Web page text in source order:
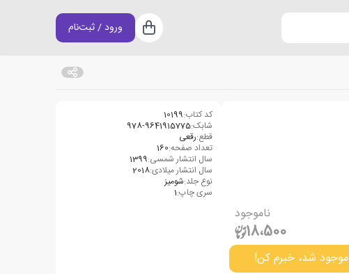
سبد خرید
ورود / ثبت‌نام
ناموجود
18،500
موجود شد، خبرم کن!
کد کتاب:10199
شابک:978-9641915775
قطع:رقعی
تعداد صفحه:160
سال انتشار شمسی:1399
سال انتشار میلادی:2018
نوع جلد:شومیز
سری چاپ:1